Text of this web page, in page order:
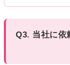
Q3. 当社に依